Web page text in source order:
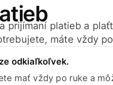
prijímaní platieb a
máte vždy
odkiaľkoľvek.
mať vždy po ruke a